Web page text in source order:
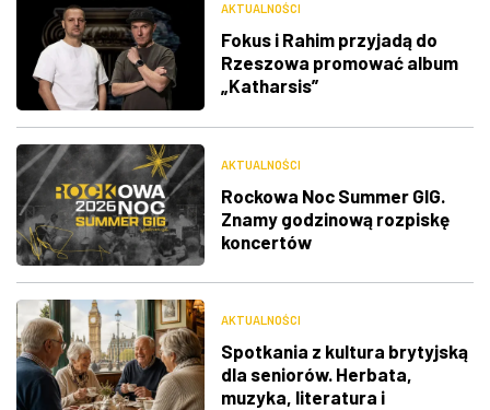
AKTUALNOŚCI
Fokus i Rahim przyjadą do
Rzeszowa promować album
„Katharsis”
AKTUALNOŚCI
Rockowa Noc Summer GIG.
Znamy godzinową rozpiskę
koncertów
AKTUALNOŚCI
Spotkania z kultura brytyjską
dla seniorów. Herbata,
muzyka, literatura i